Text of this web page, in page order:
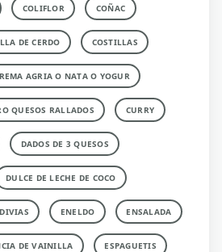
COLIFLOR COÑAC
DE CERDO COSTILLAS
AGRIA O NATA O YOGUR
QUESOS RALLADOS CURRY
DADOS DE 3 QUESOS
DULCE DE LECHE DE COCO
ENELDO ENSALADA
DE VAINILLA ESPAGUETIS